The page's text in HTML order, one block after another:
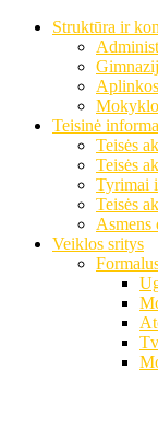
Struktūra ir
Teisinė
Teisės
Teisės
Tyrimai
Teisės
Asmens
Veiklos sritys